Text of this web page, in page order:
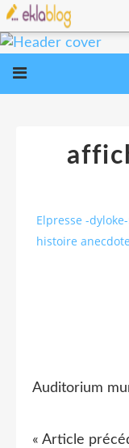
Elpresse -
histoire
Auditorium
« Article